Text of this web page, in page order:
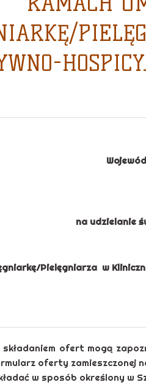
na udzielanie
Pielęgniarza w
ofert mogą
oferty zamieszczonej
w sposób określony w